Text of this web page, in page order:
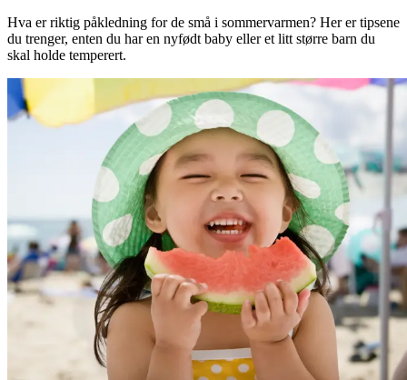
Hva er riktig påkledning for de små i sommervarmen? Her er tipsene
du trenger, enten du har en nyfødt baby eller et litt større barn du
skal holde temperert.